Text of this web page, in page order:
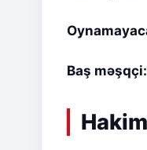
Baş məşqçi: